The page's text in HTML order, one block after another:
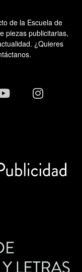
de la Escuela de
piezas publicitarias,
¿Quieres